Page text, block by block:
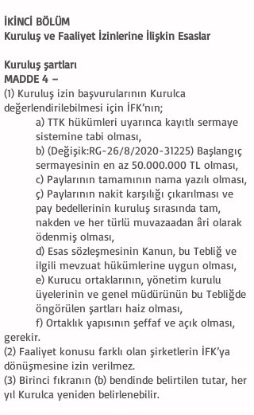
İKİNCİ BÖLÜM
Kuruluş ve Faaliyet İzinlerine İlişkin Esaslar
Kuruluş şartları
MADDE 4 –
(1) Kuruluş izin başvurularının Kurulca
değerlendirilebilmesi için İFK’nın;
a) TTK hükümleri uyarınca kayıtlı sermaye
sistemine tabi olması,
b) (Değişik:RG-26/8/2020-31225) Başlangıç
sermayesinin en az 50.000.000 TL olması,
c) Paylarının tamamının nama yazılı olması,
ç) Paylarının nakit karşılığı çıkarılması ve
pay bedellerinin kuruluş sırasında tam,
nakden ve her türlü muvazaadan âri olarak
ödenmiş olması,
d) Esas sözleşmesinin Kanun, bu Tebliğ ve
ilgili mevzuat hükümlerine uygun olması,
e) Kurucu ortaklarının, yönetim kurulu
üyelerinin ve genel müdürünün bu Tebliğde
öngörülen şartları haiz olması,
f) Ortaklık yapısının şeffaf ve açık olması,
gerekir.
(2) Faaliyet konusu farklı olan şirketlerin İFK’ya
dönüşmesine izin verilmez.
(3) Birinci fıkranın (b) bendinde belirtilen tutar, her
yıl Kurulca yeniden belirlenebilir.